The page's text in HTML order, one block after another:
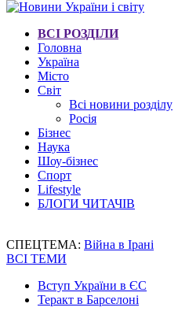
ВСІ РОЗДІЛИ
Головна
Україна
Місто
Світ
Всі новини розділу
Росія
Бізнес
Наука
Шоу-бізнес
Спорт
Lifestyle
БЛОГИ ЧИТАЧІВ
СПЕЦТЕМА: Війна в Ірані
ВСІ ТЕМИ
Вступ України в ЄС
Теракт в Барселоні